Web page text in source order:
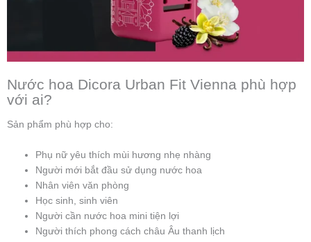
Nước hoa Dicora Urban Fit Vienna phù hợp
với ai?
Sản phẩm phù hợp cho:
Phụ nữ yêu thích mùi hương nhẹ nhàng
Người mới bắt đầu sử dụng nước hoa
Nhân viên văn phòng
Học sinh, sinh viên
Người cần nước hoa mini tiện lợi
Người thích phong cách châu Âu thanh lịch